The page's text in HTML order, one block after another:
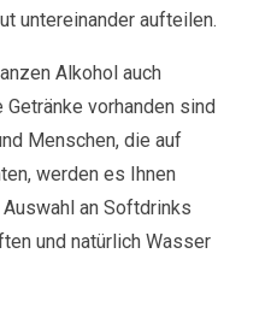
untereinander aufteilen.
Alkohol auch
vorhanden sind
Menschen, die auf
werden es Ihnen
an Softdrinks
und natürlich Wasser